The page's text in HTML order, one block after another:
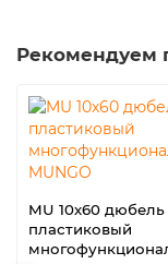
Рекомендуем
MU 10х60 дюбель
пластиковый